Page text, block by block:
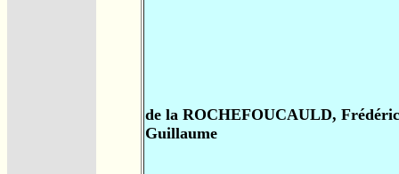
de la ROCHEFOUCAULD, Frédéric
Guillaume